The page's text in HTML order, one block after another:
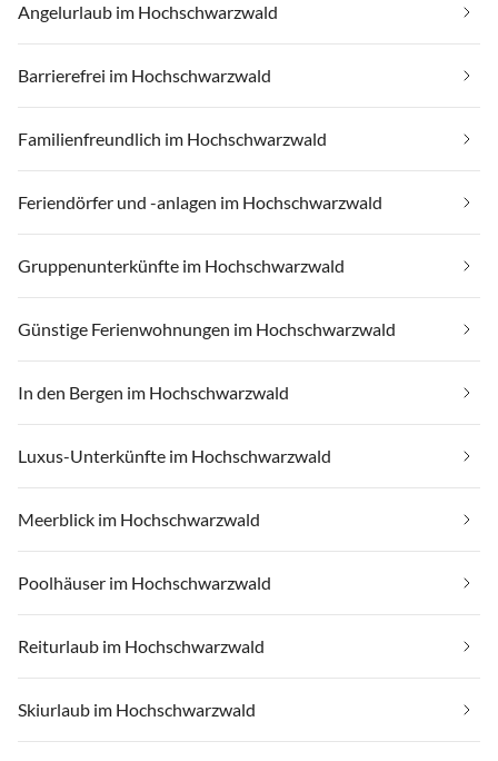
Angelurlaub im Hochschwarzwald
Barrierefrei im Hochschwarzwald
Familienfreundlich im Hochschwarzwald
Feriendörfer und -anlagen im Hochschwarzwald
Gruppenunterkünfte im Hochschwarzwald
Günstige Ferienwohnungen im Hochschwarzwald
In den Bergen im Hochschwarzwald
Luxus-Unterkünfte im Hochschwarzwald
Meerblick im Hochschwarzwald
Poolhäuser im Hochschwarzwald
Reiturlaub im Hochschwarzwald
Skiurlaub im Hochschwarzwald